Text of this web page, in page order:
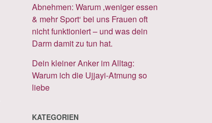
Abnehmen: Warum ‚weniger essen
& mehr Sport‘ bei uns Frauen oft
nicht funktioniert – und was dein
Darm damit zu tun hat.
Dein kleiner Anker im Alltag:
Warum ich die Ujjayi-Atmung so
liebe
KATEGORIEN